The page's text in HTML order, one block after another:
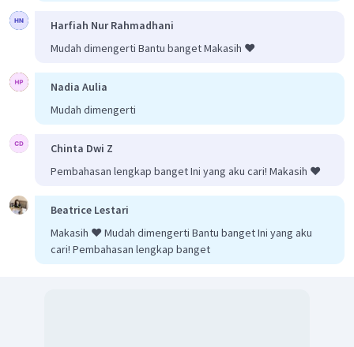
Harfiah Nur Rahmadhani
Mudah dimengerti Bantu banget Makasih ❤️
Nadia Aulia
Mudah dimengerti
Chinta Dwi Z
Pembahasan lengkap banget Ini yang aku cari! Makasih ❤️
Beatrice Lestari
Makasih ❤️ Mudah dimengerti Bantu banget Ini yang aku
cari! Pembahasan lengkap banget